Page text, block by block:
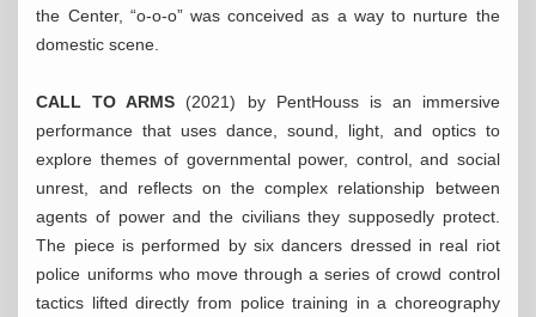
the Center, “o-o-o” was conceived as a way to nurture the
domestic scene.
CALL TO ARMS (2021) by PentHouss is an immersive
performance that uses dance, sound, light, and optics to
explore themes of governmental power, control, and social
unrest, and reflects on the complex relationship between
agents of power and the civilians they supposedly protect.
The piece is performed by six dancers dressed in real riot
police uniforms who move through a series of crowd control
tactics lifted directly from police training in a choreography